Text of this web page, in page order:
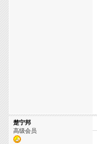
楚宁邦
高级会员